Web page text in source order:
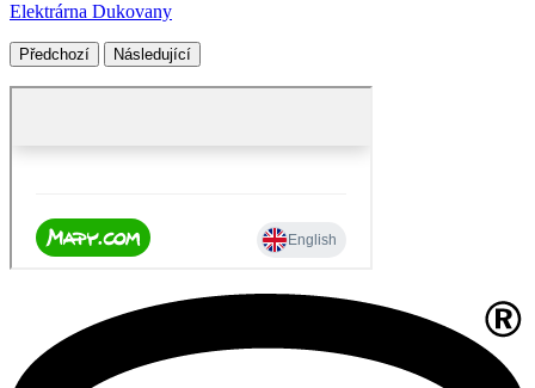
Elektrárna Dukovany
Předchozí Následující